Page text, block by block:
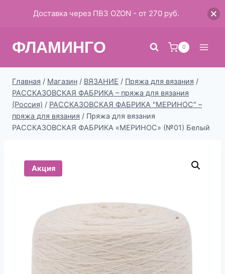
ФЛАМИНГО 0
Главная / Магазин / ВЯЗАНИЕ / Пряжа для вязания /
РАССКАЗОВСКАЯ ФАБРИКА – пряжа для вязания
(Россия) / РАССКАЗОВСКАЯ ФАБРИКА "МЕРИНОС" –
пряжа для вязания / Пряжа для вязания
РАССКАЗОВСКАЯ ФАБРИКА «МЕРИНОС» (№01) Белый
Акция
Доставка через ПВЗ OZON - от 270 руб.